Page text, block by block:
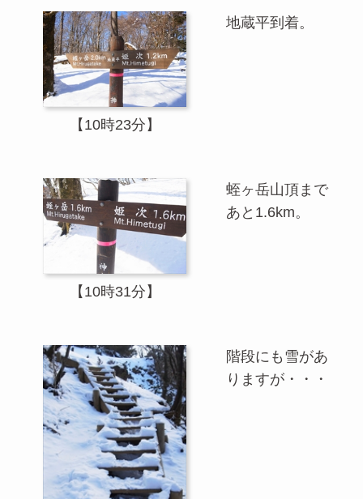
【10時23分】
地蔵平到着。
【10時31分】
蛭ヶ岳山頂まで
あと1.6km。
階段にも雪があ
りますが・・・